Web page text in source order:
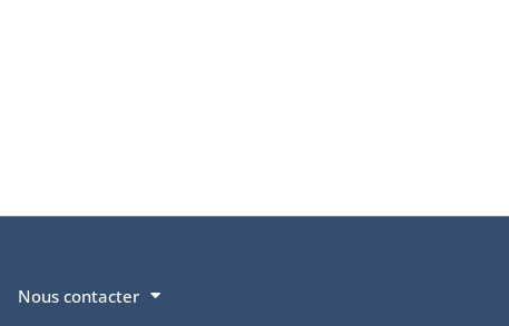
Nous contacter